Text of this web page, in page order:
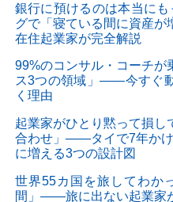
銀行に預けるのは本当に
グで「寝ている間に資産が
在住起業家が完全解説
99%のコンサル・コーチが
ス3つの領域」——今すぐ
く理由
起業家がひとり黙って損し
合わせ」——タイで7年か
に増える3つの設計図
世界55カ国を旅してわか
間」——旅に出ない起業家